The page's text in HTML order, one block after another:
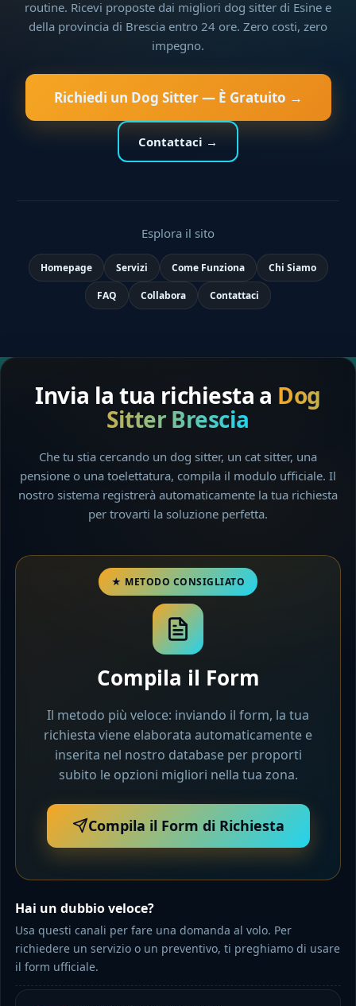
routine. Ricevi proposte dai migliori dog sitter di Esine e
della provincia di Brescia entro 24 ore. Zero costi, zero
impegno.
Richiedi un Dog Sitter — È Gratuito →
Contattaci →
Esplora il sito
Homepage Servizi Come Funziona Chi Siamo
FAQ Collabora Contattaci
Invia la tua richiesta a Dog
Sitter Brescia
Che tu stia cercando un dog sitter, un cat sitter, una
pensione o una toelettatura, compila il modulo ufficiale. Il
nostro sistema registrerà automaticamente la tua richiesta
per trovarti la soluzione perfetta.
Compila il Form
Il metodo più veloce: inviando il form, la tua
richiesta viene elaborata automaticamente e
inserita nel nostro database per proporti
subito le opzioni migliori nella tua zona.
Compila il Form di Richiesta
Hai un dubbio veloce?
Usa questi canali per fare una domanda al volo. Per
richiedere un servizio o un preventivo, ti preghiamo di usare
il form ufficiale.